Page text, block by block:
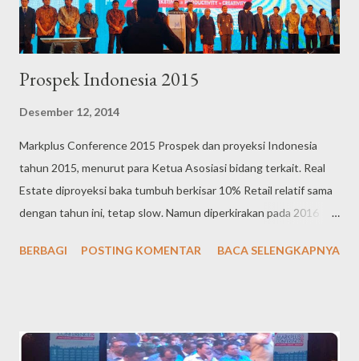
Prospek Indonesia 2015
Desember 12, 2014
Markplus Conference 2015 Prospek dan proyeksi Indonesia
tahun 2015, menurut para Ketua Asosiasi bidang terkait. Real
Estate diproyeksi baka tumbuh berkisar 10% Retail relatif sama
dengan tahun ini, tetap slow. Namun diperkirakan pada 2016
diperkirakan tumbuh maksimal 10% IT tumbuh sangat pesar,
stagnan di angka 1,2 juta Sepeda motor relatif akan sama
BERBAGI POSTING KOMENTAR BACA SELENGKAPNYA